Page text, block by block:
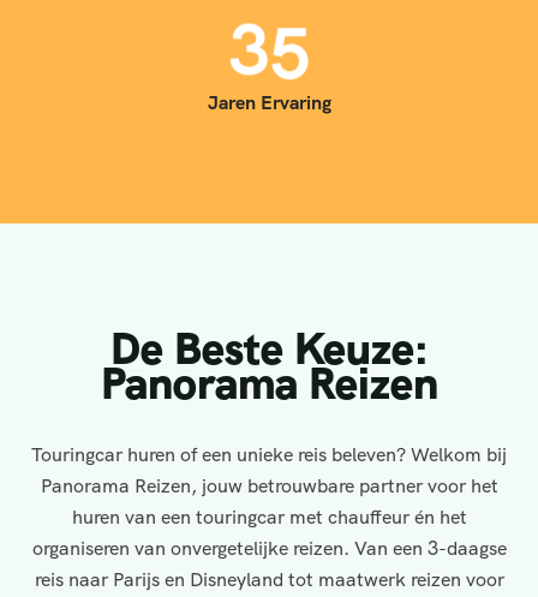
35
Jaren Ervaring
De Beste Keuze:
Panorama Reizen
Touringcar huren of een unieke reis beleven? Welkom bij
Panorama Reizen, jouw betrouwbare partner voor het
huren van een touringcar met chauffeur én het
organiseren van onvergetelijke reizen. Van een 3-daagse
reis naar Parijs en Disneyland tot maatwerk reizen voor